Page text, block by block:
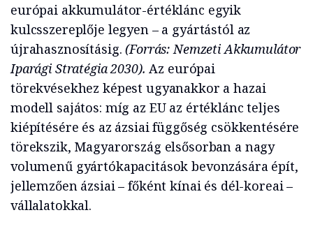
európai akkumulátor-értéklánc egyik
kulcsszereplője legyen – a gyártástól az
újrahasznosításig.(Forrás: Nemzeti Akkumulátor
Iparági Stratégia 2030).Az európai
törekvésekhez képest ugyanakkor a hazai
modell sajátos: míg az EU az értéklánc teljes
kiépítésére és az ázsiai függőség csökkentésére
törekszik, Magyarország elsősorban a nagy
volumenű gyártókapacitások bevonzására épít,
jellemzően ázsiai – főként kínai és dél-koreai –
vállalatokkal.